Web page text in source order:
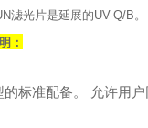
滤光片是延展的UV-Q/B。
：
标准配备。 允许用